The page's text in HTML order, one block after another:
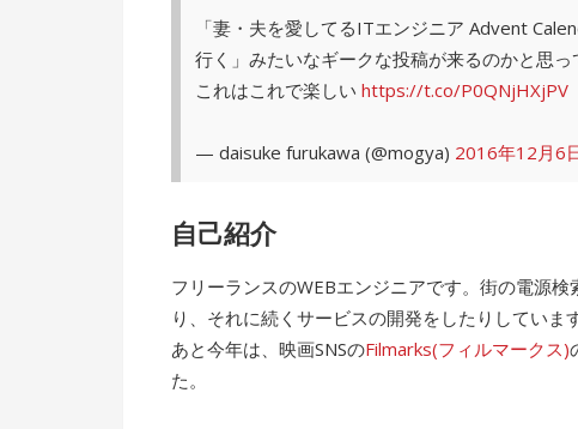
「妻・夫を愛してるITエンジニア Advent
行く」みたいなギークな投稿が来るのかと思
これはこれで楽しい https://t.co/P0QNjHXjPV
— daisuke furukawa (@mogya) 2016年12月6
自己紹介
フリーランスのWEBエンジニアです。街の電源検
り、それに続くサービスの開発をしたりしています
あと今年は、映画SNSのFilmarks(フィルマークス)
た。